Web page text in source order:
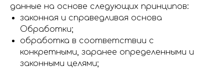
данные на основе следующих принципов:
законная и справедливая основа
Обработки;
обработка в соответствии с
конкретными, заранее определенными и
законными целями;